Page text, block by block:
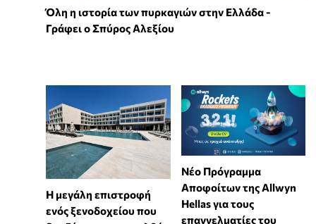
Όλη η ιστορία των πυρκαγιών στην Ελλάδα -
Γράφει ο Σπύρος Αλεξίου
Η μεγάλη επιστροφή
ενός ξενοδοχείου που
Νέο Πρόγραμμα
Αποφοίτων της Allwyn
Hellas για τους
επαγγελματίες του